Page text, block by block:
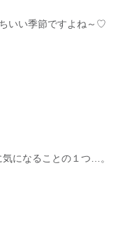
いい季節ですよね～♡
になることの１つ…。